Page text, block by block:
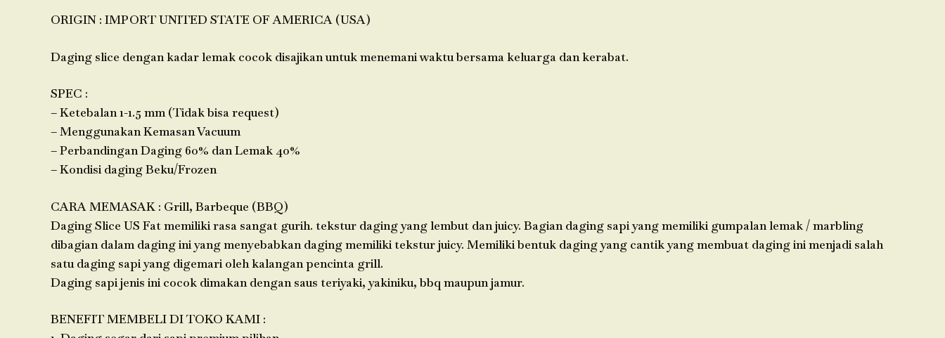
ORIGIN : IMPORT UNITED STATE OF AMERICA (USA)
Daging slice dengan kadar lemak cocok disajikan untuk menemani waktu bersama keluarga dan kerabat.
SPEC :
– Ketebalan 1-1.5 mm (Tidak bisa request)
– Menggunakan Kemasan Vacuum
– Perbandingan Daging 60% dan Lemak 40%
– Kondisi daging Beku/Frozen
CARA MEMASAK : Grill, Barbeque (BBQ)
Daging Slice US Fat memiliki rasa sangat gurih. tekstur daging yang lembut dan juicy. Bagian daging sapi yang memiliki gumpalan lemak / marbling
dibagian dalam daging ini yang menyebabkan daging memiliki tekstur juicy. Memiliki bentuk daging yang cantik yang membuat daging ini menjadi salah
satu daging sapi yang digemari oleh kalangan pencinta grill.
Daging sapi jenis ini cocok dimakan dengan saus teriyaki, yakiniku, bbq maupun jamur.
BENEFIT MEMBELI DI TOKO KAMI :